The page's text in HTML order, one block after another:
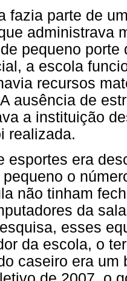
fazia parte de
administrava
pequeno porte
a escola
recursos
ausência de
a instituição
realizada.
esportes era
o
não tinham
da
esses
da escola, o
caseiro era um